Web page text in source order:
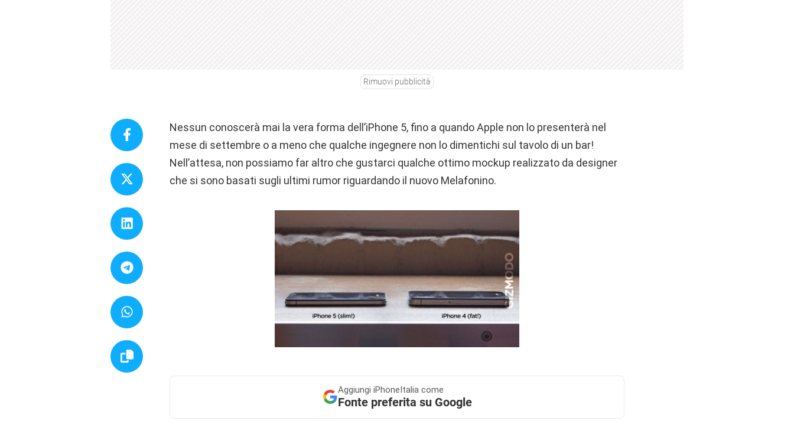
Rimuovi pubblicità
Nessun conoscerà mai la vera forma dell’iPhone 5, fino a quando Apple non lo presenterà nel
mese di settembre o a meno che qualche ingegnere non lo dimentichi sul tavolo di un bar!
Nell’attesa, non possiamo far altro che gustarci qualche ottimo mockup realizzato da designer
che si sono basati sugli ultimi rumor riguardando il nuovo Melafonino.
Aggiungi iPhoneItalia come
Fonte preferita su Google